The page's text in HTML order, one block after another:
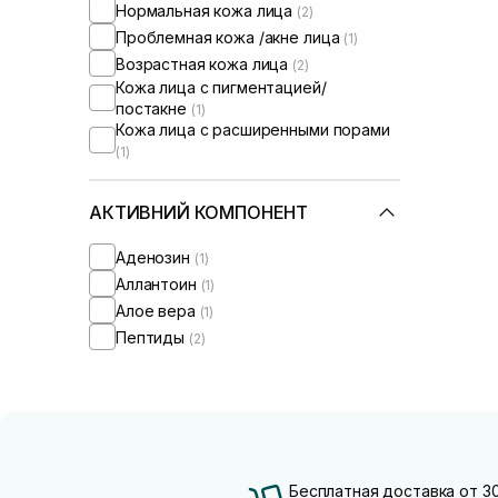
Нормальная кожа лица (2)
Проблемная кожа /акне лица (1)
Возрастная кожа лица (2)
Кожа лица с пигментацией/
постакне (1)
Кожа лица с расширенными порами
(1)
АКТИВНИЙ КОМПОНЕНТ
Аденозин (1)
Аллантоин (1)
Алое вера (1)
Пептиды (2)
Бесплатная доставка от